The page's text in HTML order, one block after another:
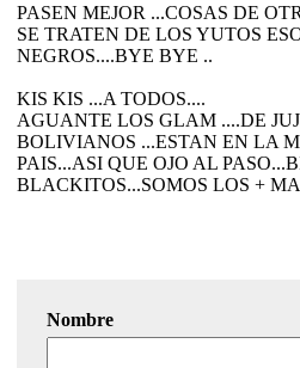
PASEN MEJOR ...COSAS DE
SE TRATEN DE LOS YUTOS
NEGROS....BYE BYE ..
KIS KIS ...A TODOS....
AGUANTE LOS GLAM ....DE
BOLIVIANOS ...ESTAN EN LA
PAIS...ASI QUE OJO AL
BLACKITOS...SOMOS LOS +
Nombre